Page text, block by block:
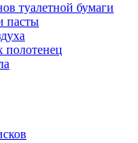
туалетной бумаги
пасты
полотенец